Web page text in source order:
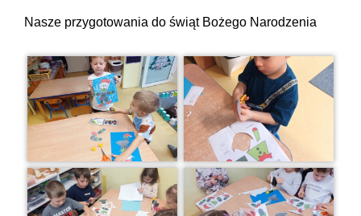
Nasze przygotowania do świąt Bożego Narodzenia